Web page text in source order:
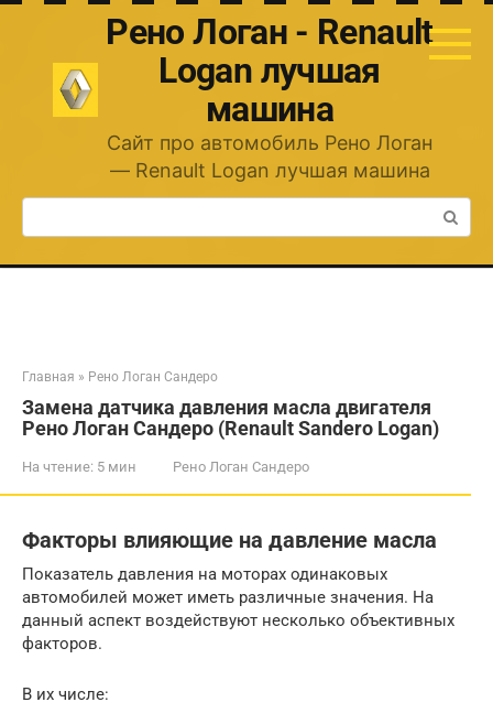
Перейти
Рено Логан - Renault
Logan лучшая
машина
Сайт про автомобиль Рено Логан
— Renault Logan лучшая машина
Поиск:
Главная » Рено Логан Сандеро
Замена датчика давления масла двигателя
Рено Логан Сандеро (Renault Sandero Logan)
На чтение: 5 мин Рено Логан Сандеро
Факторы влияющие на давление масла
Показатель давления на моторах одинаковых
автомобилей может иметь различные значения. На
данный аспект воздействуют несколько объективных
факторов.
В их числе: